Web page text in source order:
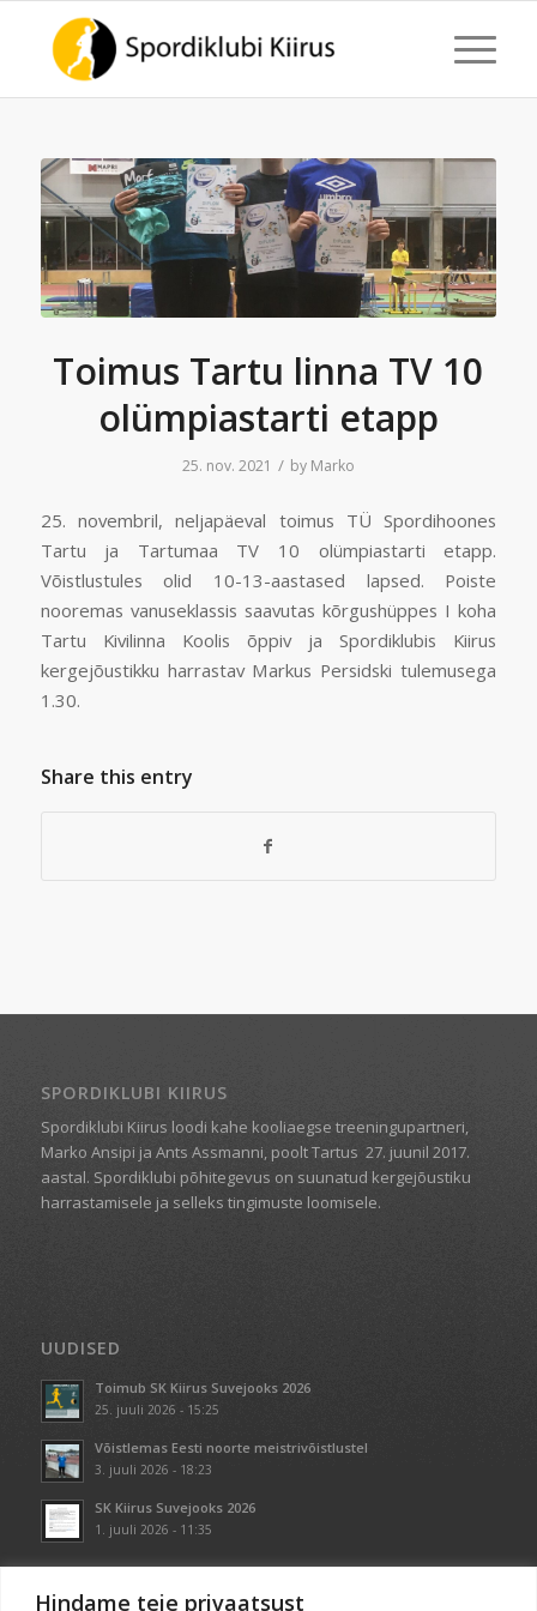
Hindame teie privaatsust
Toimus Tartu linna TV 10
olümpiastarti etapp
25. nov. 2021 / by Marko
25. novembril, neljapäeval toimus TÜ Spordihoones
Tartu ja Tartumaa TV 10 olümpiastarti etapp.
Võistlustules olid 10-13-aastased lapsed. Poiste
nooremas vanuseklassis saavutas kõrgushüppes I koha
Tartu Kivilinna Koolis õppiv ja Spordiklubis Kiirus
kergejõustikku harrastav Markus Persidski tulemusega
1.30.
Share this entry
SPORDIKLUBI KIIRUS
Spordiklubi Kiirus loodi kahe kooliaegse treeningupartneri,
Marko Ansipi ja Ants Assmanni, poolt Tartus 27. juunil 2017.
aastal. Spordiklubi põhitegevus on suunatud kergejõustiku
harrastamisele ja selleks tingimuste loomisele.
UUDISED
Toimub SK Kiirus Suvejooks 2026
25. juuli 2026 - 15:25
Võistlemas Eesti noorte meistrivõistlustel
3. juuli 2026 - 18:23
SK Kiirus Suvejooks 2026
1. juuli 2026 - 11:35